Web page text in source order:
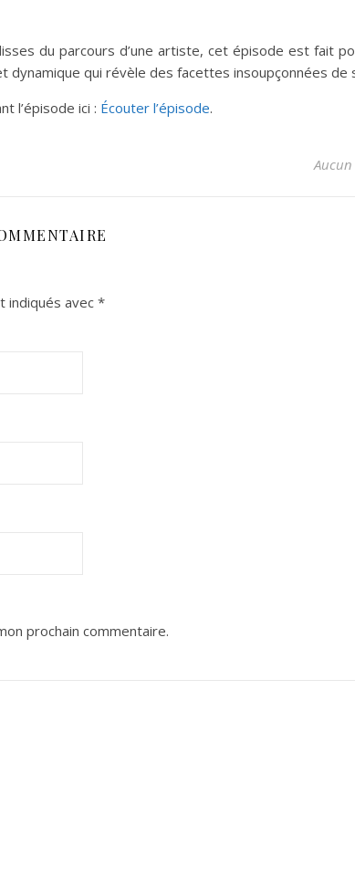
du parcours d’une artiste, cet épisode est fait
qui révèle des facettes insoupçonnées de
l’épisode ici : Écouter l’épisode.
indiqués avec*
prochain commentaire.